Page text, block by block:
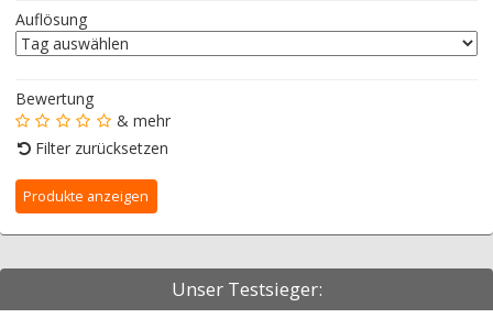
Auflösung
Bewertung
& mehr
Filter zurücksetzen
Unser Testsieger: